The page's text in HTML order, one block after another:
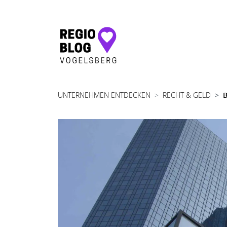
Hauptnavigation
UNTERNEHMEN ENTDECKEN RECHT & GELD